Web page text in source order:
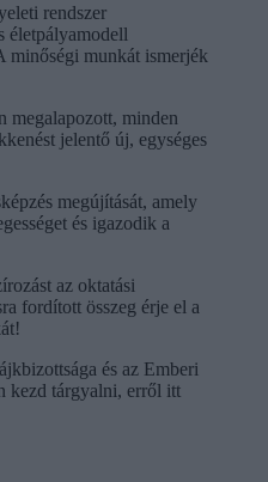
rendszer
életpályamodell
minőségi munkát ismerjék
megalapozott, minden
jelentő új, egységes
megújítását, amely
és igazodik a
az oktatási
fordított összeg érje el a
és az Emberi
kezd tárgyalni, erről itt